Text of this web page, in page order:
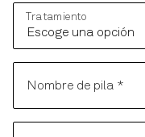
Tratamiento
Nombre de pila *